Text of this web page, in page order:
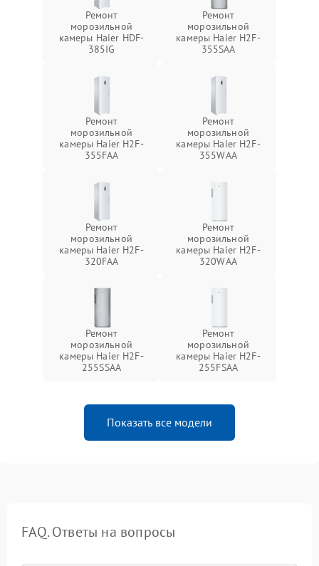
Ремонт
морозильной
камеры Haier HDF-
385IG
Ремонт
морозильной
камеры Haier H2F-
355SAA
Ремонт
морозильной
камеры Haier H2F-
355FAA
Ремонт
морозильной
камеры Haier H2F-
355WAA
Ремонт
морозильной
камеры Haier H2F-
320FAA
Ремонт
морозильной
камеры Haier H2F-
320WAA
Ремонт
морозильной
камеры Haier H2F-
255SSAA
Ремонт
морозильной
камеры Haier H2F-
255FSAA
Показать все модели
FAQ. Ответы на вопросы